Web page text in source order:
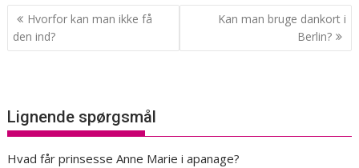
Indlægsnavigation
Hvorfor kan man ikke få
den ind?
Kan man bruge dankort i
Berlin?
Lignende spørgsmål
Hvad får prinsesse Anne Marie i apanage?